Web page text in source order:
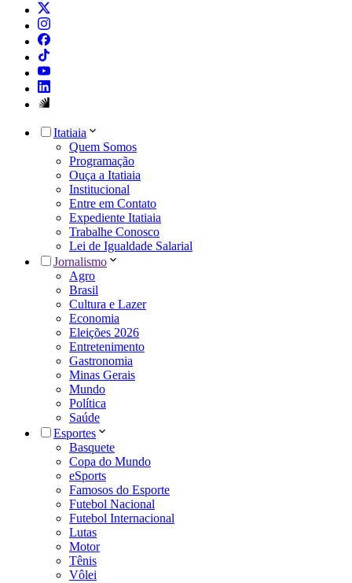
Itatiaia
Quem Somos
Programação
Ouça a Itatiaia
Institucional
Entre em Contato
Expediente Itatiaia
Trabalhe Conosco
Lei de Igualdade Salarial
Jornalismo
Agro
Brasil
Cultura e Lazer
Economia
Eleições 2026
Entretenimento
Gastronomia
Minas Gerais
Mundo
Política
Saúde
Esportes
Basquete
Copa do Mundo
eSports
Famosos do Esporte
Futebol Nacional
Futebol Internacional
Lutas
Motor
Tênis
Vôlei